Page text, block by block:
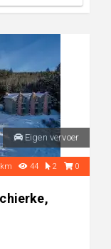
Eigen vervoer
44 2 0